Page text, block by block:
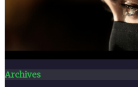
Archives